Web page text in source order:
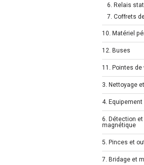
6. Relais
7. Coffrets
10. Matériel
12. Buses
11. Pointes de
3. Nettoyage
4.
6. Détection
magnétique
5. Pinces et
7. Bridage et